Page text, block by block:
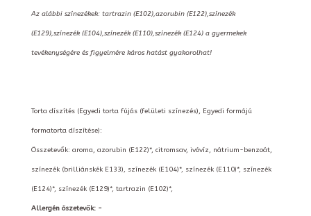
Az alábbi színezékek: tartrazin (E102),azorubin (E122),színezék
(E129),színezék (E104),színezék (E110),színezék (E124) a gyermekek
tevékenységére és figyelmére káros hatást gyakorolhat!
Torta díszítés (Egyedi torta fújás (felületi színezés), Egyedi formájú
formatorta díszítése):
Összetevők: aroma, azorubin (E122)*, citromsav, ivóvíz, nátrium-benzoát,
színezék (brilliánskék E133), színezék (E104)*, színezék (E110)*, színezék
(E124)*, színezék (E129)*, tartrazin (E102)*,
Allergén öszetevők: -